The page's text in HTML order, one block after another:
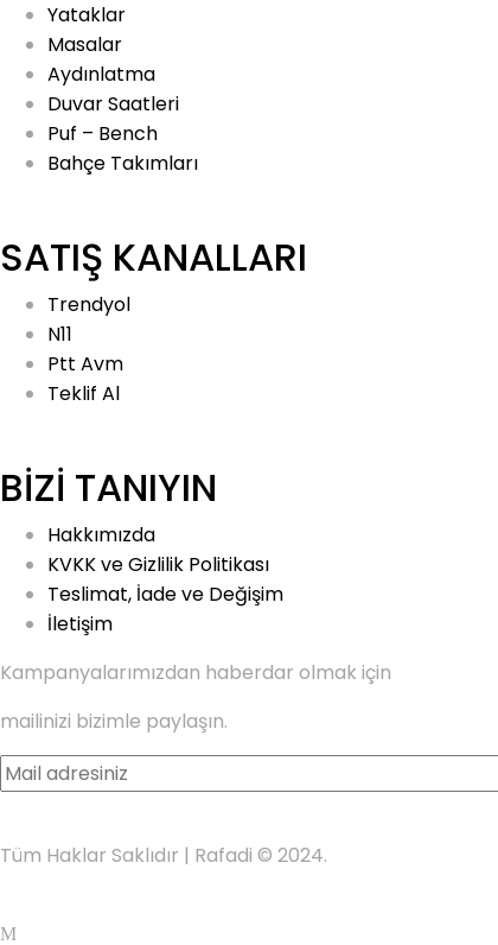
Yataklar
Masalar
Aydınlatma
Duvar Saatleri
Puf – Bench
Bahçe Takımları
SATIŞ KANALLARI
Trendyol
N11
Ptt Avm
Teklif Al
BİZİ TANIYIN
Hakkımızda
KVKK ve Gizlilik Politikası
Teslimat, İade ve Değişim
İletişim
Kampanyalarımızdan haberdar olmak için
mailinizi bizimle paylaşın.
Tüm Haklar Saklıdır | Rafadi © 2024.